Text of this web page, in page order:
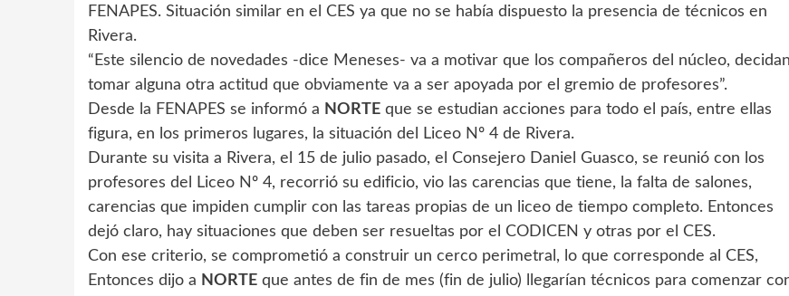
FENAPES. Situación similar en el CES ya que no se había dispuesto la presencia de técnicos en
Rivera.
“Este silencio de novedades -dice Meneses- va a motivar que los compañeros del núcleo, decidan
tomar alguna otra actitud que obviamente va a ser apoyada por el gremio de profesores”.
Desde la FENAPES se informó a NORTE que se estudian acciones para todo el país, entre ellas
figura, en los primeros lugares, la situación del Liceo Nº 4 de Rivera.
Durante su visita a Rivera, el 15 de julio pasado, el Consejero Daniel Guasco, se reunió con los
profesores del Liceo Nº 4, recorrió su edificio, vio las carencias que tiene, la falta de salones,
carencias que impiden cumplir con las tareas propias de un liceo de tiempo completo. Entonces
dejó claro, hay situaciones que deben ser resueltas por el CODICEN y otras por el CES.
Con ese criterio, se comprometió a construir un cerco perimetral, lo que corresponde al CES,
Entonces dijo a NORTE que antes de fin de mes (fin de julio) llegarían técnicos para comenzar